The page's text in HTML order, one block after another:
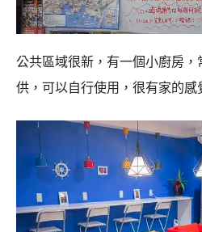
公共區域很新，有一個小廚房，
供，可以自行使用，很有家的感